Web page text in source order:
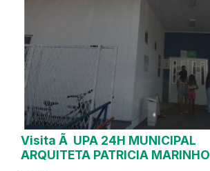
Visita Ã UPA 24H MUNICIPAL
ARQUITETA PATRICIA MARINHO